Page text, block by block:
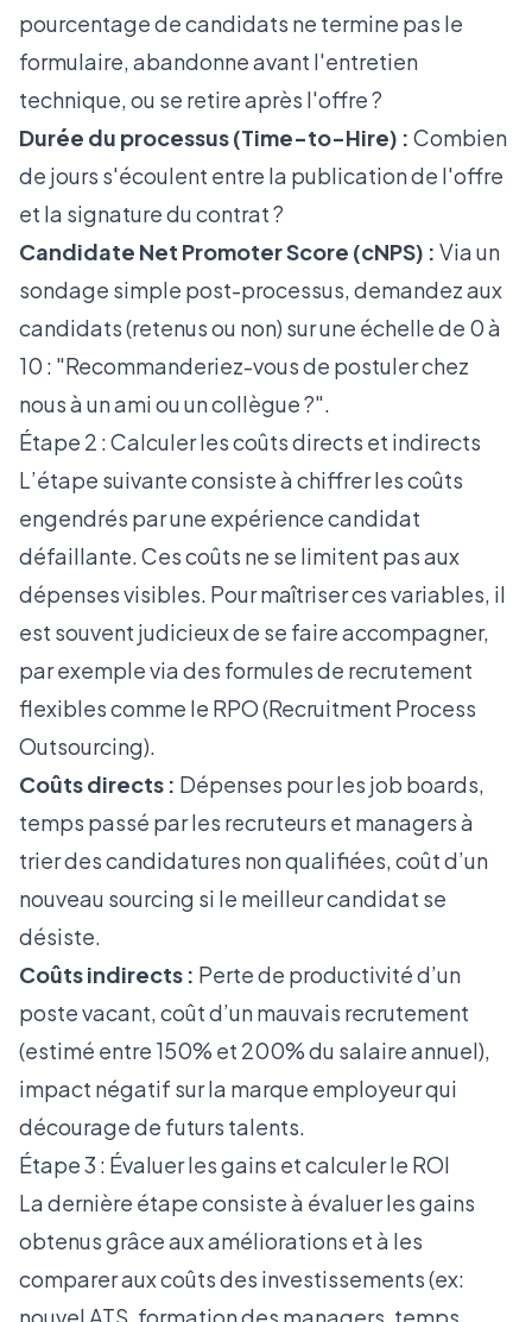
pourcentage de candidats ne termine pas le
formulaire, abandonne avant l'entretien
technique, ou se retire après l'offre ?
Durée du processus (Time-to-Hire) : Combien
de jours s'écoulent entre la publication de l'offre
et la signature du contrat ?
Candidate Net Promoter Score (cNPS) : Via un
sondage simple post-processus, demandez aux
candidats (retenus ou non) sur une échelle de 0 à
10 : "Recommanderiez-vous de postuler chez
nous à un ami ou un collègue ?".
Étape 2 : Calculer les coûts directs et indirects
L’étape suivante consiste à chiffrer les coûts
engendrés par une expérience candidat
défaillante. Ces coûts ne se limitent pas aux
dépenses visibles. Pour maîtriser ces variables, il
est souvent judicieux de se faire accompagner,
par exemple via des formules de recrutement
flexibles comme le RPO(Recruitment Process
Outsourcing).
Coûts directs : Dépenses pour les job boards,
temps passé par les recruteurs et managers à
trier des candidatures non qualifiées, coût d’un
nouveau sourcing si le meilleur candidat se
désiste.
Coûts indirects : Perte de productivité d’un
poste vacant, coût d’un mauvais recrutement
(estimé entre 150% et 200% du salaire annuel),
impact négatif sur la marque employeur qui
décourage de futurs talents.
Étape 3 : Évaluer les gains et calculer le ROI
La dernière étape consiste à évaluer les gains
obtenus grâce aux améliorations et à les
comparer aux coûts des investissements (ex: